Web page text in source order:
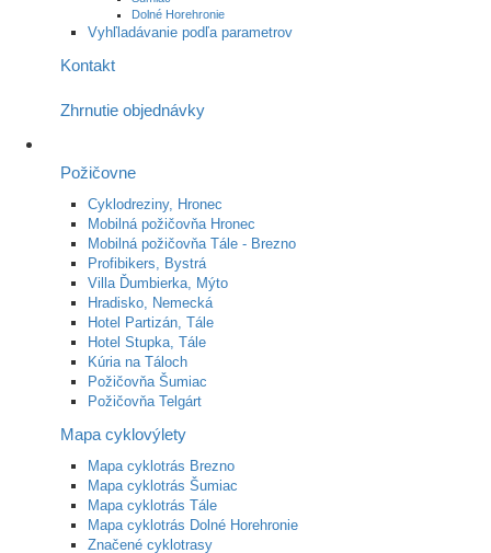
Dolné Horehronie
Vyhľladávanie podľa parametrov
Kontakt
Zhrnutie objednávky
Požičovne
Cyklodreziny, Hronec
Mobilná požičovňa Hronec
Mobilná požičovňa Tále - Brezno
Profibikers, Bystrá
Villa Ďumbierka, Mýto
Hradisko, Nemecká
Hotel Partizán, Tále
Hotel Stupka, Tále
Kúria na Táloch
Požičovňa Šumiac
Požičovňa Telgárt
Mapa cyklovýlety
Mapa cyklotrás Brezno
Mapa cyklotrás Šumiac
Mapa cyklotrás Tále
Mapa cyklotrás Dolné Horehronie
Značené cyklotrasy